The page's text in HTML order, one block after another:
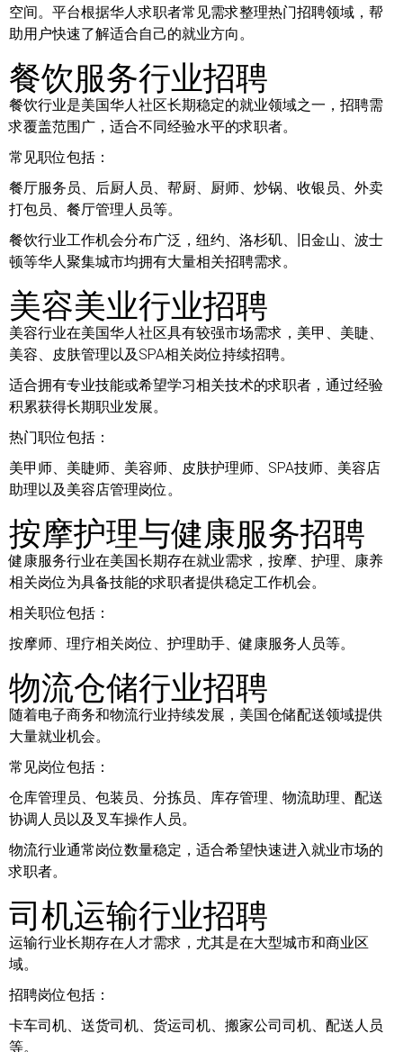
空间。平台根据华人求职者常见需求整理热门招聘领域，帮
助用户快速了解适合自己的就业方向。
餐饮服务行业招聘
餐饮行业是美国华人社区长期稳定的就业领域之一，招聘需
求覆盖范围广，适合不同经验水平的求职者。
常见职位包括：
餐厅服务员、后厨人员、帮厨、厨师、炒锅、收银员、外卖
打包员、餐厅管理人员等。
餐饮行业工作机会分布广泛，纽约、洛杉矶、旧金山、波士
顿等华人聚集城市均拥有大量相关招聘需求。
美容美业行业招聘
美容行业在美国华人社区具有较强市场需求，美甲、美睫、
美容、皮肤管理以及SPA相关岗位持续招聘。
适合拥有专业技能或希望学习相关技术的求职者，通过经验
积累获得长期职业发展。
热门职位包括：
美甲师、美睫师、美容师、皮肤护理师、SPA技师、美容店
助理以及美容店管理岗位。
按摩护理与健康服务招聘
健康服务行业在美国长期存在就业需求，按摩、护理、康养
相关岗位为具备技能的求职者提供稳定工作机会。
相关职位包括：
按摩师、理疗相关岗位、护理助手、健康服务人员等。
物流仓储行业招聘
随着电子商务和物流行业持续发展，美国仓储配送领域提供
大量就业机会。
常见岗位包括：
仓库管理员、包装员、分拣员、库存管理、物流助理、配送
协调人员以及叉车操作人员。
物流行业通常岗位数量稳定，适合希望快速进入就业市场的
求职者。
司机运输行业招聘
运输行业长期存在人才需求，尤其是在大型城市和商业区
域。
招聘岗位包括：
卡车司机、送货司机、货运司机、搬家公司司机、配送人员
等。